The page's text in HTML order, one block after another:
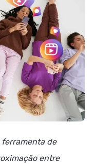
ferramenta de
entre